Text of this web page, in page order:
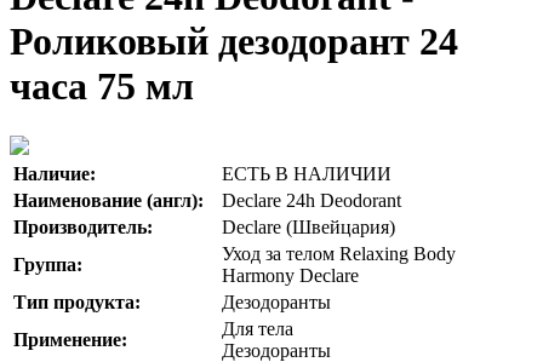
Роликовый дезодорант 24
часа 75 мл
Наличие:
ЕСТЬ В НАЛИЧИИ
Наименование (англ):
Declare 24h Deodorant
Производитель:
Declare (Швейцария)
Группа:
Уход за телом Relaxing Body
Harmony Declare
Тип продукта:
Дезодоранты
Применение:
Для тела
Дезодоранты